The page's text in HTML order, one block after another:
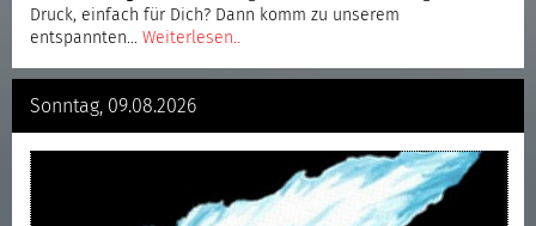
Druck, einfach für Dich? Dann komm zu unserem
entspannten… Weiterlesen..
Sonntag, 09.08.2026